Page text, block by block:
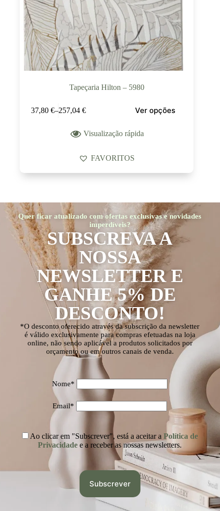
Tapeçaria Hilton – 5980
37,80 €–257,04 € Ver opções
Visualização rápida
FAVORITOS
Quer ficar atualizado com ofertas exclusivas e novidades
imperdíveis?
SUBSCREVA A
NOSSA
NEWSLETTER E
GANHE 5% DE
DESCONTO!
*O desconto oferecido através da subscrição da newsletter
é válido exclusivamente para compras efetuadas na loja
online, não sendo aplicável a produtos solicitados por
orçamento ou em outros canais de venda.
Nome*
Email*
Ao clicar em "Subscrever", está a aceitar a Política de
Privacidade e a receber as nossas newsletters.